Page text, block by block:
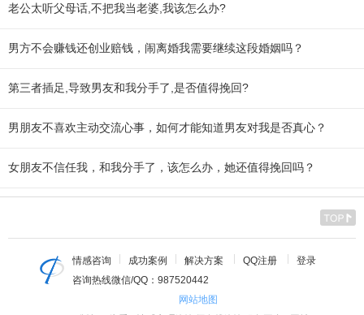
老公太听父母话,不把我当老婆,我该怎么办?
男方不会赚钱还创业赔钱，闹离婚我需要继续这段婚姻吗？
第三者插足,导致男友和我分手了,是否值得挽回?
男朋友不喜欢主动交流心事，如何才能知道男友对我是否真心？
女朋友不信任我，和我分手了，该怎么办，她还值得挽回吗？
情感咨询 成功案例 解决方案 QQ注册
登录
咨询热线微信/QQ：987520442
网站地图